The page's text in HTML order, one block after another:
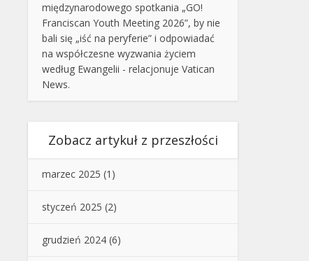
międzynarodowego spotkania „GO!
Franciscan Youth Meeting 2026”, by nie
bali się „iść na peryferie” i odpowiadać
na współczesne wyzwania życiem
według Ewangelii - relacjonuje Vatican
News.
Zobacz artykuł z przeszłości
marzec 2025 (1)
styczeń 2025 (2)
grudzień 2024 (6)